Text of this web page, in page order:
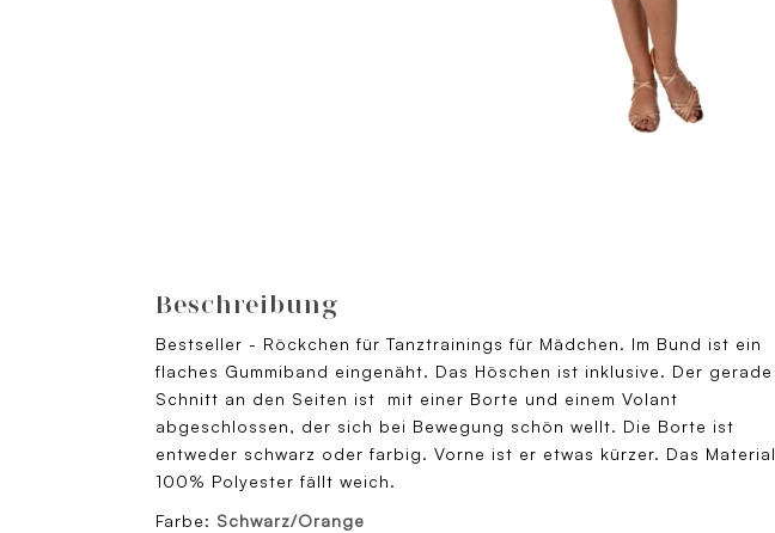
Beschreibung
Bestseller - Röckchen für Tanztrainings für Mädchen. Im Bund ist ein
flaches Gummiband eingenäht. Das Höschen ist inklusive. Der gerade
Schnitt an den Seiten ist mit einer Borte und einem Volant
abgeschlossen, der sich bei Bewegung schön wellt. Die Borte ist
entweder schwarz oder farbig. Vorne ist er etwas kürzer. Das Material
100% Polyester fällt weich.
Farbe: Schwarz/Orange